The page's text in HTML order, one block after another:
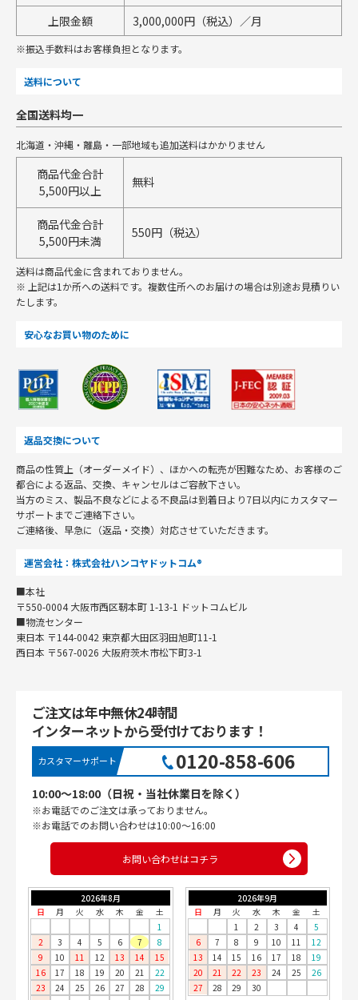
上限金額
3,000,000円（税込）／月
※振込手数料はお客様負担となります。
送料について
全国送料均一
北海道・沖縄・離島・一部地域も追加送料はかかりません
商品代金合計
5,500円以上
無料
商品代金合計
5,500円未満
550円（税込）
送料は商品代金に含まれておりません。
※ 上記は1か所への送料です。複数住所へのお届けの場合は別途お見積りい
たします。
安心なお買い物のために
返品交換について
商品の性質上（オーダーメイド）、ほかへの転売が困難なため、お客様のご
都合による返品、交換、キャンセルはご容赦下さい。
当方のミス、製品不良などによる不良品は到着日より7日以内にカスタマー
サポートまでご連絡下さい。
ご連絡後、早急に（返品・交換）対応させていただきます。
運営会社：株式会社ハンコヤドットコム®
■本社
〒550-0004 大阪市西区靭本町 1-13-1 ドットコムビル
■物流センター
東日本 〒144-0042 東京都大田区羽田旭町11-1
西日本 〒567-0026 大阪府茨木市松下町3-1
ご注文は年中無休24時間
インターネットから受付けております！
カスタマーサポート 0120-858-606
10:00〜18:00（日祝・当社休業日を除く）
※お電話でのご注文は承っておりません。
※お電話でのお問い合わせは10:00〜16:00
お問い合わせはコチラ
2026年8月
日
月 火 水 木 金
土
1
2
3 4 5 6 7
8
9
10 11 12 13 14
15
16
17 18 19 20 21
22
23
24 25 26 27 28
29
2026年9月
日
月 火 水 木 金
土
1
2 3 4
5
6
7 8 9 10 11
12
13
14 15 16 17 18
19
20
21 22 23 24 25
26
27
28 29 30